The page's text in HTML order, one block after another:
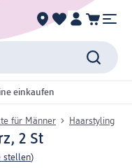
einkaufen
für Männer Haarstyling
2 St
stellen)